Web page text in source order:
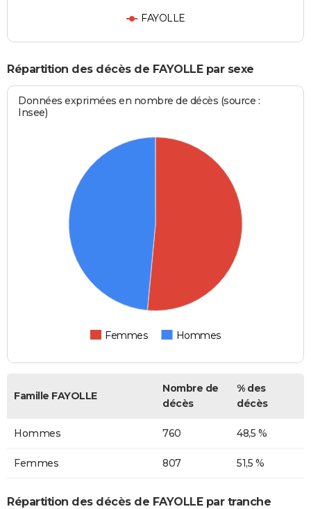
FAYOLLE
Répartition des décès de FAYOLLE par sexe
Données exprimées en nombre de décès (source :
Insee)
Femmes Hommes
Famille FAYOLLE
Nombre de
décès
% des
décès
Hommes 760 48,5 %
Femmes 807 51,5 %
Répartition des décès de FAYOLLE par tranche